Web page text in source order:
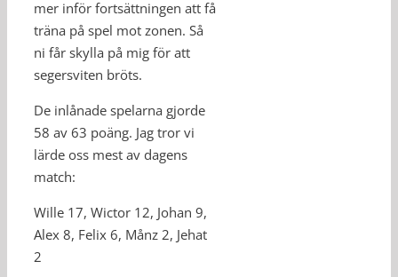
mer inför fortsättningen att få
träna på spel mot zonen. Så
ni får skylla på mig för att
segersviten bröts.
De inlånade spelarna gjorde
58 av 63 poäng. Jag tror vi
lärde oss mest av dagens
match:
Wille 17, Wictor 12, Johan 9,
Alex 8, Felix 6, Månz 2, Jehat
2